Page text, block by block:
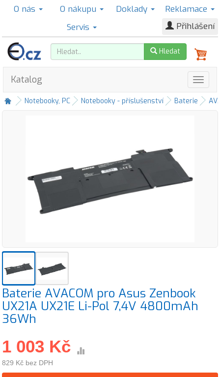
O nás O nákupu Doklady
Reklamace
Servis
Přihlášení
Hledat
Katalog
Notebooky, PC Notebooky - příslušenství Baterie
Baterie AVACOM pro Asus Zenbook
UX21A UX21E Li-Pol 7,4V 4800mAh
36Wh
1 003 Kč
829 Kč bez DPH